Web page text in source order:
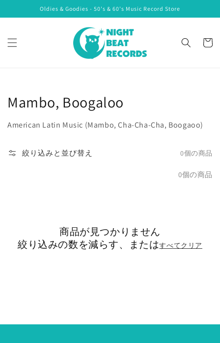
進む
Oldies & Goodies - 50's & 60's Music Record Store
ー
コ
レ
シ
Mambo, Boogaloo
American Latin Music (Mambo, Cha-Cha-Cha, Boogaoo)
絞り込みと並び替え 0個の商品
0個の商品
商品が見つかりません
絞り込みの数を減らす、またはすべてクリア